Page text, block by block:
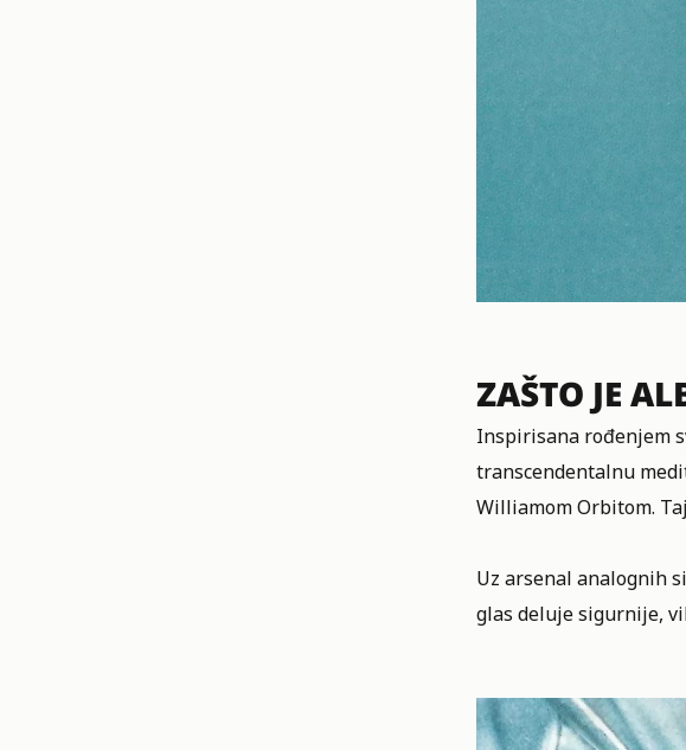
ZAŠTO JE
Inspirisana rođenjem
transcendentalnu
Williamom Orbitom.
Uz arsenal analognih
glas deluje sigurnije,